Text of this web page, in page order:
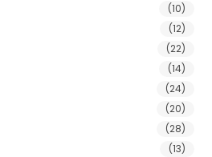
(10)
(12)
(22)
(14)
(24)
(20)
(28)
(13)